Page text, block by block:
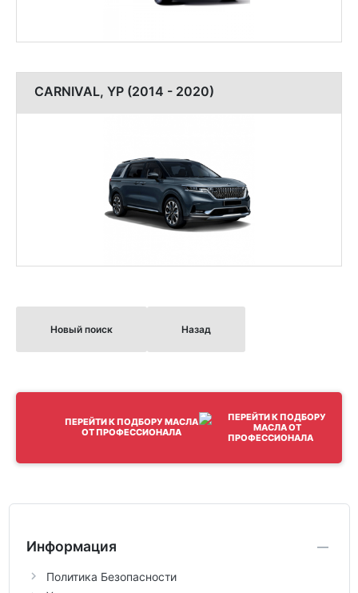
CARNIVAL, YP (2014 - 2020)
Новый поиск Назад
ПЕРЕЙТИ К ПОДБОРУ МАСЛА
ОТ ПРОФЕССИОНАЛА
Информация
Политика Безопасности